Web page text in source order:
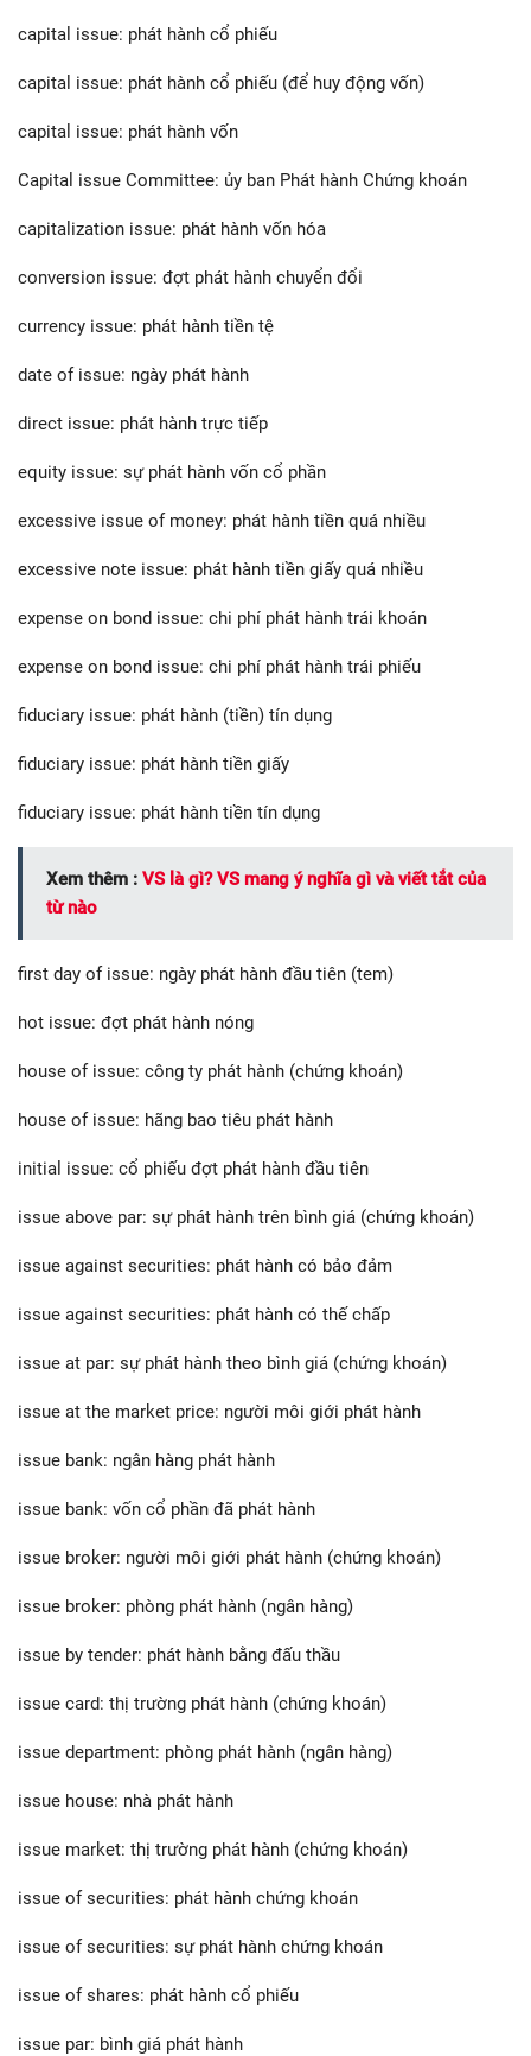
capital issue: phát hành cổ phiếu
capital issue: phát hành cổ phiếu (để huy động vốn)
capital issue: phát hành vốn
Capital issue Committee: ủy ban Phát hành Chứng khoán
capitalization issue: phát hành vốn hóa
conversion issue: đợt phát hành chuyển đổi
currency issue: phát hành tiền tệ
date of issue: ngày phát hành
direct issue: phát hành trực tiếp
equity issue: sự phát hành vốn cổ phần
excessive issue of money: phát hành tiền quá nhiều
excessive note issue: phát hành tiền giấy quá nhiều
expense on bond issue: chi phí phát hành trái khoán
expense on bond issue: chi phí phát hành trái phiếu
fiduciary issue: phát hành (tiền) tín dụng
fiduciary issue: phát hành tiền giấy
fiduciary issue: phát hành tiền tín dụng
Xem thêm : VS là gì? VS mang ý nghĩa gì và viết tắt của
từ nào
first day of issue: ngày phát hành đầu tiên (tem)
hot issue: đợt phát hành nóng
house of issue: công ty phát hành (chứng khoán)
house of issue: hãng bao tiêu phát hành
initial issue: cổ phiếu đợt phát hành đầu tiên
issue above par: sự phát hành trên bình giá (chứng khoán)
issue against securities: phát hành có bảo đảm
issue against securities: phát hành có thế chấp
issue at par: sự phát hành theo bình giá (chứng khoán)
issue at the market price: người môi giới phát hành
issue bank: ngân hàng phát hành
issue bank: vốn cổ phần đã phát hành
issue broker: người môi giới phát hành (chứng khoán)
issue broker: phòng phát hành (ngân hàng)
issue by tender: phát hành bằng đấu thầu
issue card: thị trường phát hành (chứng khoán)
issue department: phòng phát hành (ngân hàng)
issue house: nhà phát hành
issue market: thị trường phát hành (chứng khoán)
issue of securities: phát hành chứng khoán
issue of securities: sự phát hành chứng khoán
issue of shares: phát hành cổ phiếu
issue par: bình giá phát hành